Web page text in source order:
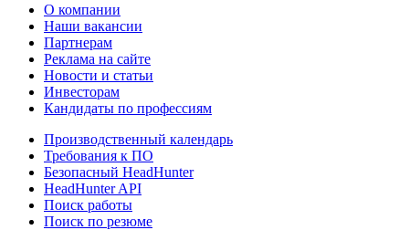
О компании
Наши вакансии
Партнерам
Реклама на сайте
Новости и статьи
Инвесторам
Кандидаты по профессиям
Производственный календарь
Требования к ПО
Безопасный HeadHunter
HeadHunter API
Поиск работы
Поиск по резюме